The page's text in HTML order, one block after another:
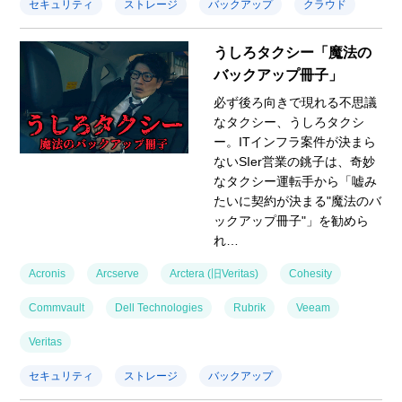
セキュリティ ストレージ バックアップ クラウド
うしろタクシー「魔法の
バックアップ冊子」
必ず後ろ向きで現れる不思議
なタクシー、うしろタクシ
ー。ITインフラ案件が決まら
ないSIer営業の銚子は、奇妙
なタクシー運転手から「嘘み
たいに契約が決まる"魔法のバ
ックアップ冊子"」を勧めら
れ…
Acronis Arcserve Arctera (旧Veritas) Cohesity
Commvault Dell Technologies Rubrik Veeam
Veritas
セキュリティ ストレージ バックアップ